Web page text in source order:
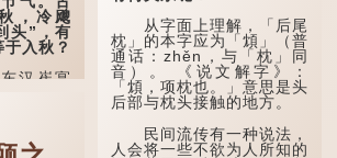
，冷飕
头”，有
入秋？
汉崔寔
立秋，
，热到
顾禄在
州风俗
从字面上理解，「后尾
枕」的本字应为「䪴」（普
通话：zhěn，与「枕」同
音）。 《说文解字》：
「䪴，项枕也。」意思是头
后部与枕头接触的地方。
民间流传有一种说法，
人会将一些不欲为人所知的